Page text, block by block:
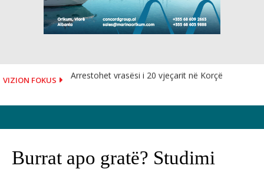
VIZION FOKUS Arrestohet vrasësi i 20 vjeçarit në Korçë
Burrat apo gratë? Studimi